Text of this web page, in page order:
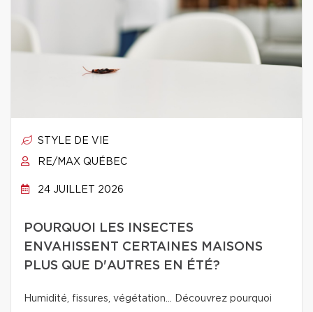
STYLE DE VIE
RE/MAX QUÉBEC
24 JUILLET 2026
POURQUOI LES INSECTES
ENVAHISSENT CERTAINES MAISONS
PLUS QUE D'AUTRES EN ÉTÉ?
Humidité, fissures, végétation… Découvrez pourquoi